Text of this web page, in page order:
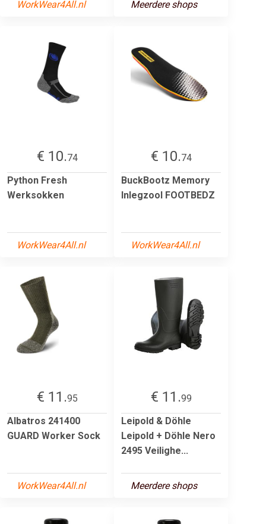
WorkWear4All.nl
Meerdere shops
€ 10.74
Python Fresh
Werksokken
WorkWear4All.nl
€ 10.74
BuckBootz Memory
Inlegzool FOOTBEDZ
WorkWear4All.nl
€ 11.95
Albatros 241400
GUARD Worker Sock
WorkWear4All.nl
€ 11.99
Leipold & Döhle
Leipold + Döhle Nero
2495 Veilighe...
Meerdere shops